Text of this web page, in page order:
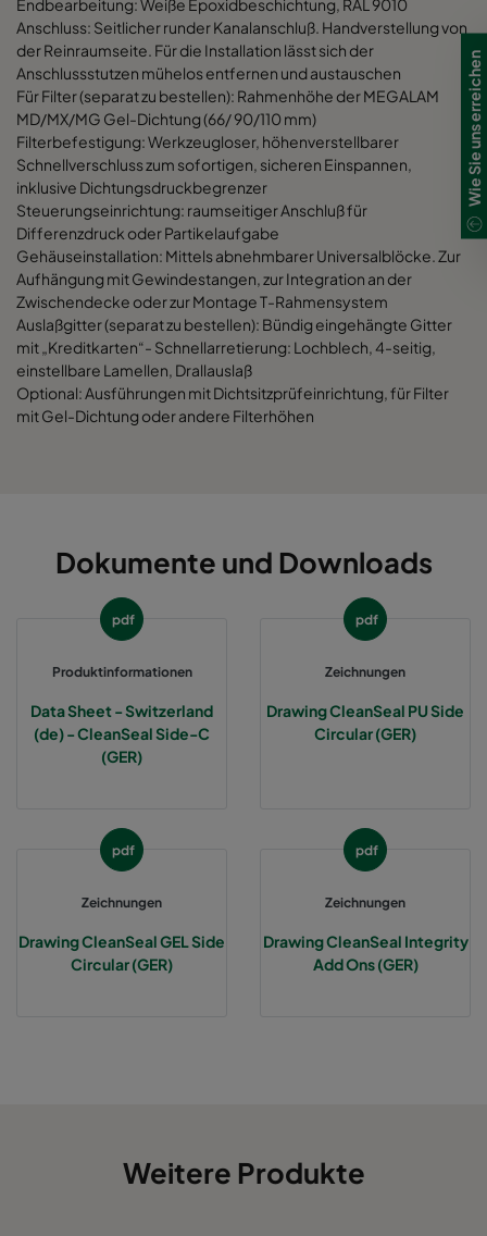
Endbearbeitung: Weiße Epoxidbeschichtung, RAL 9010
Anschluss: Seitlicher runder Kanalanschluß. Handverstellung von
der Reinraumseite. Für die Installation lässt sich der
Anschlussstutzen mühelos entfernen und austauschen
Für Filter (separat zu bestellen): Rahmenhöhe der MEGALAM
MD/MX/MG Gel-Dichtung (66/ 90/110 mm)
Filterbefestigung: Werkzeugloser, höhenverstellbarer
Schnellverschluss zum sofortigen, sicheren Einspannen,
inklusive Dichtungsdruckbegrenzer
Steuerungseinrichtung: raumseitiger Anschluß für
Differenzdruck oder Partikelaufgabe
Gehäuseinstallation: Mittels abnehmbarer Universalblöcke. Zur
Aufhängung mit Gewindestangen, zur Integration an der
Zwischendecke oder zur Montage T-Rahmensystem
Auslaßgitter (separat zu bestellen): Bündig eingehängte Gitter
mit „Kreditkarten“- Schnellarretierung: Lochblech, 4-seitig,
einstellbare Lamellen, Drallauslaß
Optional: Ausführungen mit Dichtsitzprüfeinrichtung, für Filter
mit Gel-Dichtung oder andere Filterhöhen
Dokumente und Downloads
pdf
Produktinformationen
Data Sheet - Switzerland
(de) - CleanSeal Side-C
(GER)
pdf
Zeichnungen
Drawing CleanSeal PU Side
Circular (GER)
pdf
Zeichnungen
Drawing CleanSeal GEL Side
Circular (GER)
pdf
Zeichnungen
Drawing CleanSeal Integrity
Add Ons (GER)
Weitere Produkte
Wie Sie uns erreichen